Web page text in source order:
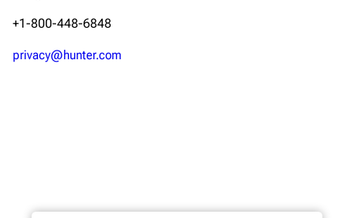
+1-800-448-6848
privacy@hunter.com